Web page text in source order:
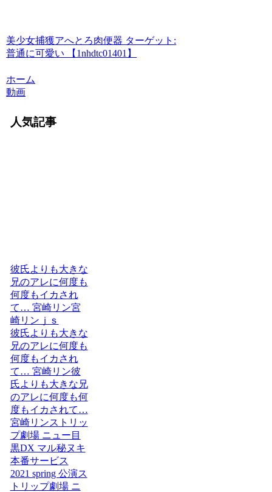
美少女捕獲アへとろ肉便器 ターゲット:
普通に可愛い 【1nhdtc01401】
ホーム
動画
人気記事
彼氏よりも大きな
兄のアレに何度も
何度もイカされ
て… 宮崎リン宮
崎リンｊｓ
彼氏よりも大きな
兄のアレに何度も
何度もイカされ
て… 宮崎リン彼
氏よりも大きな兄
のアレに何度も何
度もイカされて…
宮崎リンストリッ
プ劇場 ニュー目
黒DX マル秘ヌキ
本番サービス
2021 spring 公演ス
トリップ劇場 ニ